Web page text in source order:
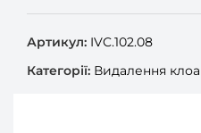
Артикул: IVC.102.08
Категорії: Видалення